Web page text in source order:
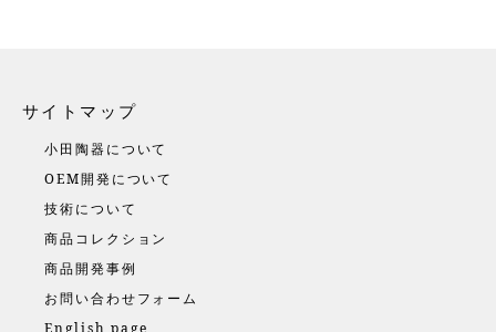
サイトマップ
小田陶器について
OEM開発について
技術について
商品コレクション
商品開発事例
お問い合わせフォーム